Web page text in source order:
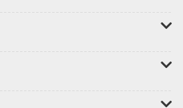
單學！
原子筆、橡皮擦、吸